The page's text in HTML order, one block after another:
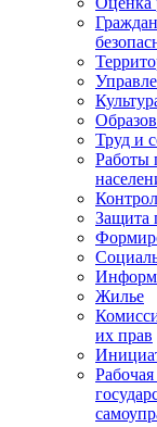
Труд и
Работы
Защита
Жилье
их прав